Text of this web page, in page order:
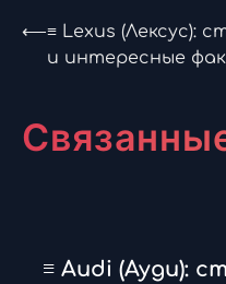
Навигация
записям
⟵≡ Lexus (Лексус):
и интересные
≡ Audi (Ауди):